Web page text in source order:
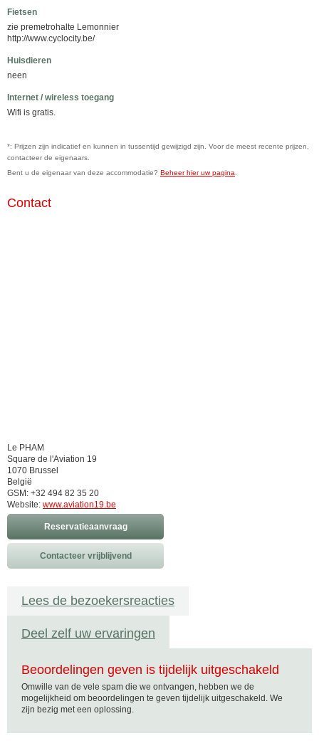
Fietsen
zie premetrohalte Lemonnier
http://www.cyclocity.be/
Huisdieren
neen
Internet / wireless toegang
Wifi is gratis.
*: Prijzen zijn indicatief en kunnen in tussentijd gewijzigd zijn. Voor de meest recente prijzen,
contacteer de eigenaars.
Bent u de eigenaar van deze accommodatie? Beheer hier uw pagina
Contact
Le PHAM
Square de l'Aviation 19
1070 Brussel
België
GSM: +32 494 82 35 20
Website: www.aviation19.be
Reservatieaanvraag
Contacteer vrijblijvend
Lees de bezoekersreacties
Deel zelf uw ervaringen
Beoordelingen geven is tijdelijk uitgeschakeld
Omwille van de vele spam die we ontvangen, hebben we de
mogelijkheid om beoordelingen te geven tijdelijk uitgeschakeld. We
zijn bezig met een oplossing.